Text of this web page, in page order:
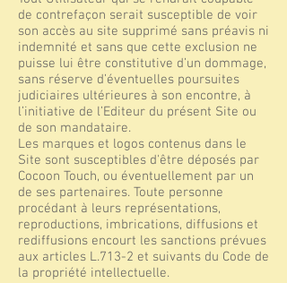
de contrefaçon serait susceptible de voir
son accès au site supprimé sans préavis ni
indemnité et sans que cette exclusion ne
puisse lui être constitutive d’un dommage,
sans réserve d’éventuelles poursuites
judiciaires ultérieures à son encontre, à
l’initiative de l’Editeur du présent Site ou
de son mandataire.
Les marques et logos contenus dans le
Site sont susceptibles d'être déposés par
Cocoon Touch, ou éventuellement par un
de ses partenaires. Toute personne
procédant à leurs représentations,
reproductions, imbrications, diffusions et
rediffusions encourt les sanctions prévues
aux articles L.713-2 et suivants du Code de
la propriété intellectuelle.